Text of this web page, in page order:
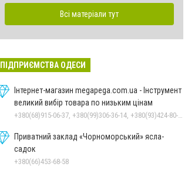
Всі матеріали тут
ПІДПРИЄМСТВА ОДЕСИ
Інтернет-магазин megapega.com.ua - Інструмент
великий вибір товара по низьким цінам
Приватний заклад «Чорноморський» ясла-
садок
+380(66)453-68-58